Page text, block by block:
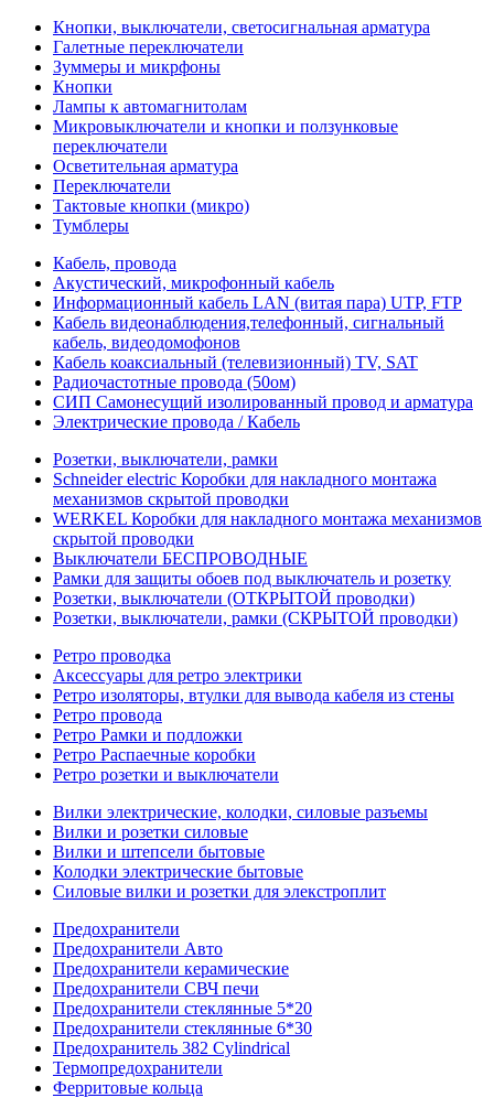
Кнопки, выключатели, светосигнальная арматура
Галетные переключатели
Зуммеры и микрфоны
Кнопки
Лампы к автомагнитолам
Микровыключатели и кнопки и ползунковые
переключатели
Осветительная арматура
Переключатели
Тактовые кнопки (микро)
Тумблеры
Кабель, провода
Акустический, микрофонный кабель
Информационный кабель LAN (витая пара) UTP, FTP
Кабель видеонаблюдения,телефонный, сигнальный
кабель, видеодомофонов
Кабель коаксиальный (телевизионный) TV, SAT
Радиочастотные провода (50ом)
СИП Самонесущий изолированный провод и арматура
Электрические провода / Кабель
Розетки, выключатели, рамки
Schneider electric Коробки для накладного монтажа
механизмов скрытой проводки
WERKEL Коробки для накладного монтажа механизмов
скрытой проводки
Выключатели БЕСПРОВОДНЫЕ
Рамки для защиты обоев под выключатель и розетку
Розетки, выключатели (ОТКРЫТОЙ проводки)
Розетки, выключатели, рамки (СКРЫТОЙ проводки)
Ретро проводка
Аксессуары для ретро электрики
Ретро изоляторы, втулки для вывода кабеля из стены
Ретро провода
Ретро Рамки и подложки
Ретро Распаечные коробки
Ретро розетки и выключатели
Вилки электрические, колодки, силовые разъемы
Вилки и розетки силовые
Вилки и штепсели бытовые
Колодки электрические бытовые
Силовые вилки и розетки для элекстроплит
Предохранители
Предохранители Авто
Предохранители керамические
Предохранители СВЧ печи
Предохранители стеклянные 5*20
Предохранители стеклянные 6*30
Предохранитель 382 Cylindrical
Термопредохранители
Ферритовые кольца